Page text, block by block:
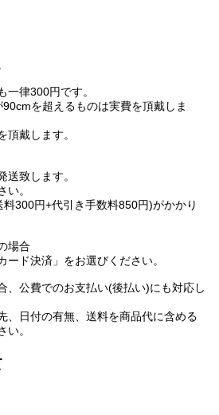
律300円です。
を超えるものは実費を頂戴しま
頂戴します。
送致します。
い。
300円+代引き手数料850円)がかかり
場合
ード決済」をお選びください。
、公費でのお支払い(後払い)にも対応し
、日付の有無、送料を商品代に含める
い。